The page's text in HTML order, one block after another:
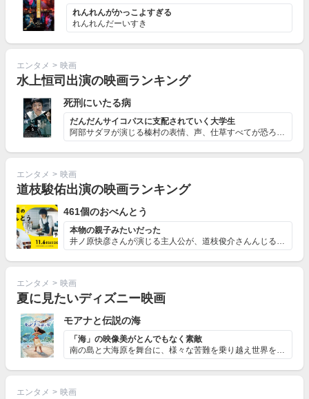
れんれんがかっこよすぎる
れんれんだーいすき
エンタメ > 映画
水上恒司出演の映画ランキング
死刑にいたる病
だんだんサイコパスに支配されていく大学生
阿部サダヲが演じる榛村の表情、声、仕草すべてが恐ろしか...
エンタメ > 映画
道枝駿佑出演の映画ランキング
461個のおべんとう
本物の親子みたいだった
井ノ原快彦さんが演じる主人公が、道枝俊介さんんじる息子...
エンタメ > 映画
夏に見たいディズニー映画
モアナと伝説の海
「海」の映像美がとんでもなく素敵
南の島と大海原を舞台に、様々な苦難を乗り越え世界を救う...
エンタメ > 映画